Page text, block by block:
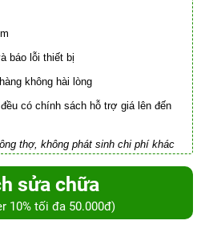
báo lỗi thiết bị
không hài lòng
đều có chính sách hỗ trợ giá lên đến
thợ, không phát sinh chi phí khác
sửa chữa
10% tối đa 50.000đ)